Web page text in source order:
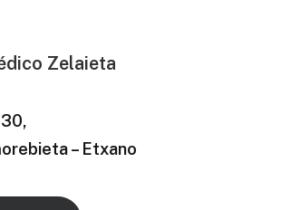
Zelaieta
– Etxano